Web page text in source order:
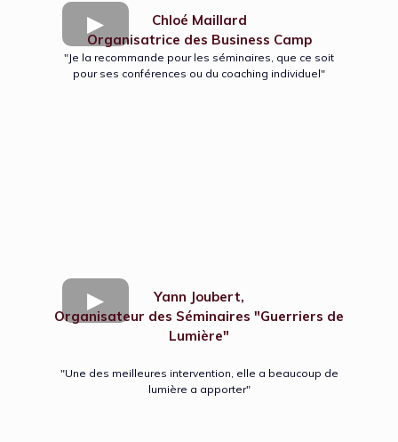
Chloé Maillard
Organisatrice des Business Camp
"Je la recommande pour les séminaires, que ce soit
pour ses conférences ou du coaching individuel"
Yann Joubert,
Organisateur des Séminaires "Guerriers de
Lumière"
"Une des meilleures intervention, elle a beaucoup de
lumière a apporter"